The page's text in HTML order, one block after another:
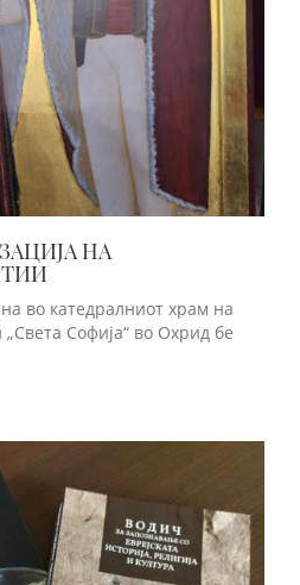
НА
во катедралниот храм на
Софија“ во Охрид бе